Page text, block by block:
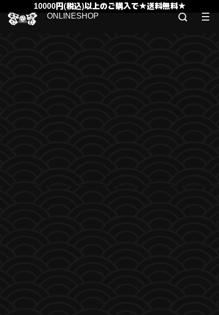
10000円(税込)以上のご購入で★送料無料★
ONLINESHOP